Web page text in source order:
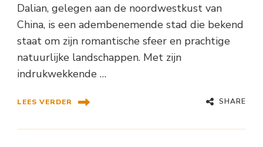
Dalian, gelegen aan de noordwestkust van
China, is een adembenemende stad die bekend
staat om zijn romantische sfeer en prachtige
natuurlijke landschappen. Met zijn
indrukwekkende …
LEES VERDER SHARE